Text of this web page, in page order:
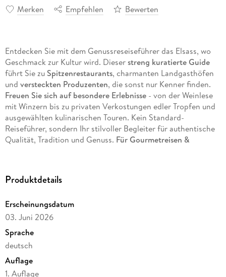
Merken Empfehlen Bewerten
Entdecken Sie mit dem Genussreseiseführer das Elsass, wo
Geschmack zur Kultur wird. Dieserstreng kuratierte Guide
führt Sie zu Spitzenrestaurants, charmanten Landgasthöfen
und versteckten Produzenten, die sonst nur Kenner finden.
Freuen Sie sich auf besondere Erlebnisse- von der Weinlese
mit Winzern bis zu privaten Verkostungen edler Tropfen und
ausgewählten kulinarischen Touren. Kein Standard-
Reiseführer, sondern Ihr stilvoller Begleiter für authentische
Qualität, Tradition und Genuss. Für Gourmetreisen &
Empfehlungen für Verkostungen & Genussmomente
Perfekte kulinarische Spaziergänge in der Region
Produktdetails
Erscheinungsdatum
03. Juni 2026
Sprache
deutsch
Auflage
1. Auflage